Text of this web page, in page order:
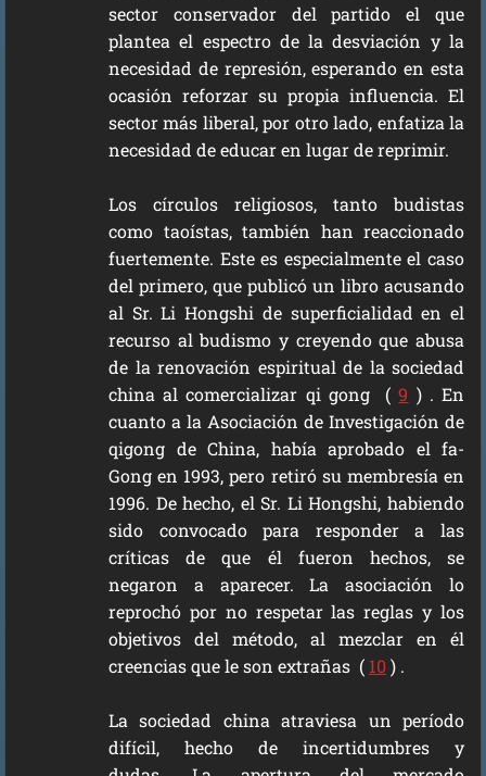
sector conservador del partido el que
plantea el espectro de la desviación y la
necesidad de represión, esperando en esta
ocasión reforzar su propia influencia. El
sector más liberal, por otro lado, enfatiza la
necesidad de educar en lugar de reprimir.
Los círculos religiosos, tanto budistas
como taoístas, también han reaccionado
fuertemente. Este es especialmente el caso
del primero, que publicó un libro acusando
al Sr. Li Hongshi de superficialidad en el
recurso al budismo y creyendo que abusa
de la renovación espiritual de la sociedad
china al comercializar qi gong (9 ) . En
cuanto a la Asociación de Investigación de
qigong de China, había aprobado el fa-
Gong en 1993, pero retiró su membresía en
1996. De hecho, el Sr. Li Hongshi, habiendo
sido convocado para responder a las
críticas de que él fueron hechos, se
negaron a aparecer. La asociación lo
reprochó por no respetar las reglas y los
objetivos del método, al mezclar en él
creencias que le son extrañas ( 10) .
La sociedad china atraviesa un período
difícil, hecho de incertidumbres y